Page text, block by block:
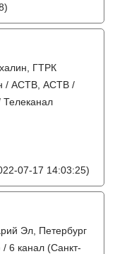
ГТРК
/ АСТВ, АСТВ /
07-17 14:03:25)
Эл, Петербург
6 канал (Санкт-